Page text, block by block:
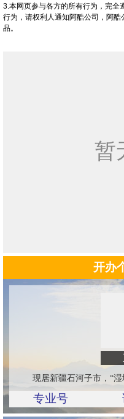
3.本网页参与各方的所有行为，完全
行为，请权利人通知阿酷公司，阿
品。
开办
现居新疆石河子市，“湿
专业号